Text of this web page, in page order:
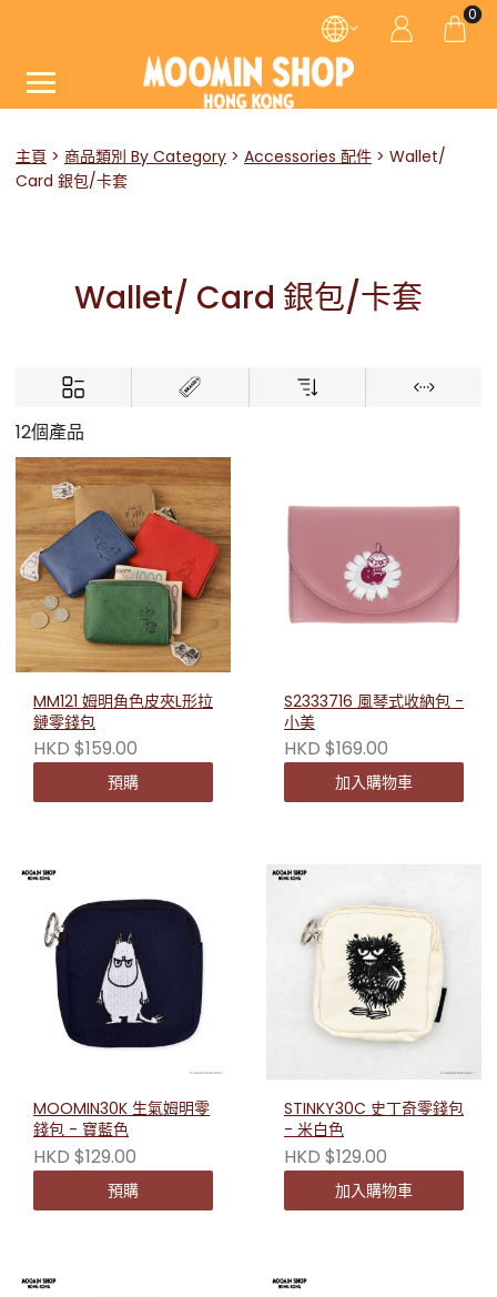
0
主頁 商品類別 By Category Accessories 配件
Wallet/
Card 銀包/卡套
Wallet/ Card 銀包/卡套
12個產品
MM121 姆明角色皮夾L形拉
鏈零錢包
HKD $159.00
預購
S2333716 風琴式收納包 -
小美
HKD $169.00
加入購物車
MOOMIN30K 生氣姆明零
錢包 - 寶藍色
HKD $129.00
預購
STINKY30C 史丁奇零錢包
- 米白色
HKD $129.00
加入購物車